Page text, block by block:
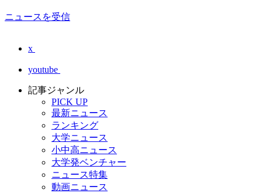
ニュースを受信
x
youtube
記事ジャンル
PICK UP
最新ニュース
ランキング
大学ニュース
小中高ニュース
大学発ベンチャー
ニュース特集
動画ニュース